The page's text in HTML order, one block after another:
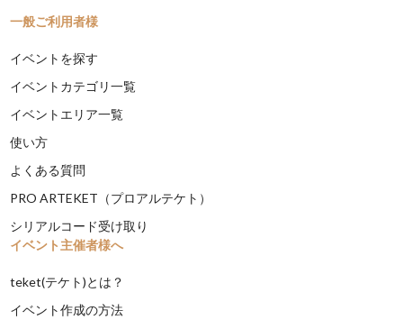
一般ご利用者様
イベントを探す
イベントカテゴリ一覧
イベントエリア一覧
使い方
よくある質問
PRO ARTEKET（プロアルテケト）
シリアルコード受け取り
イベント主催者様へ
teket(テケト)とは？
イベント作成の方法